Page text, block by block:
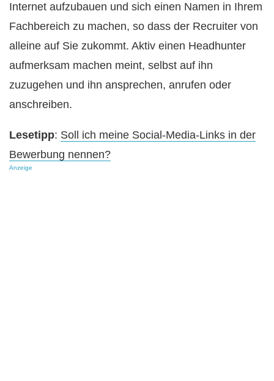
Internet aufzubauen und sich einen Namen in Ihrem
Fachbereich zu machen, so dass der Recruiter von
alleine auf Sie zukommt. Aktiv einen Headhunter
aufmerksam machen meint, selbst auf ihn
zuzugehen und ihn ansprechen, anrufen oder
anschreiben.
Lesetipp: Soll ich meine Social-Media-Links in der
Bewerbung nennen?
Anzeige